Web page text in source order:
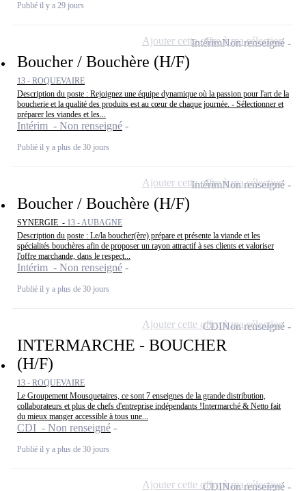
Publié il y a 29 jours
Boucher / Bouchère (H/F)
13 - ROQUEVAIRE
Description du poste : Rejoignez une équipe dynamique où la passion pour l'art de la
boucherie et la qualité des produits est au cœur de chaque journée. - Sélectionner et
préparer les viandes et les...
Intérim - Non renseigné
Publié il y a plus de 30 jours
IntérimNon renseigné
Ajouter cette offre à ma sélection
Boucher / Bouchère (H/F)
SYNERGIE - 13 - AUBAGNE
Description du poste : Le/la boucher(ère) prépare et présente la viande et les
spécialités bouchères afin de proposer un rayon attractif à ses clients et valoriser
l'offre marchande, dans le respect...
Intérim - Non renseigné
Publié il y a plus de 30 jours
IntérimNon renseigné
Ajouter cette offre à ma sélection
INTERMARCHE - BOUCHER
(H/F)
13 - ROQUEVAIRE
Le Groupement Mousquetaires, ce sont 7 enseignes de la grande distribution,
collaborateurs et plus de chefs d'entreprise indépendants !Intermarché & Netto fait
du mieux manger accessible à tous une...
CDI - Non renseigné
Publié il y a plus de 30 jours
CDINon renseigné
Ajouter cette offre à ma sélection
CDINon renseigné
Ajouter cette offre à ma sélection